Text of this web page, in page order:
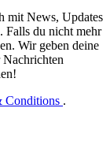
mit News, Updates
Falls du nicht mehr
Wir geben deine
Conditions .